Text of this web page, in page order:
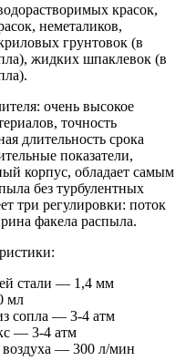
красок,
неметаликов,
грунтовок (в
жидких шпаклевок (в
очень высокое
точность
длительность срока
показатели,
корпус, обладает самым
без турбулентных
три регулировки: поток
факела распыла.
стали — 1,4 мм
мл
сопла — 3-4 атм
— 3-4 атм
— 300 л/мин